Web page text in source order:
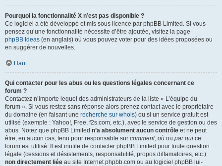
Pourquoi la fonctionnalité X n’est pas disponible ?
Ce logiciel a été développé et mis sous licence par phpBB Limited. Si vous
pensez qu’une fonctionnalité nécessite d’être ajoutée, visitez la page
phpBB Ideas (en anglais) où vous pouvez voter pour des idées proposées ou
en suggérer de nouvelles.
Haut
Qui contacter pour les abus ou les questions légales concernant ce
forum ?
Contactez n’importe lequel des administrateurs de la liste « L’équipe du
forum ». Si vous restez sans réponse alors prenez contact avec le propriétaire
du domaine (en faisant une recherche sur whois) ou si un service gratuit est
utilisé (exemple : Yahoo!, Free, f2s.com, etc.), avec le service de gestion ou des
abus. Notez que phpBB Limited n’a absolument aucun contrôle et ne peut
être, en aucun cas, tenu pour responsable sur comment, où ou par qui ce
forum est utilisé. Il est inutile de contacter phpBB Limited pour toute question
légale (cessions et désistements, responsabilité, propos diffamatoires, etc.)
non directement liée au site Internet phpbb.com ou au logiciel phpBB lui-